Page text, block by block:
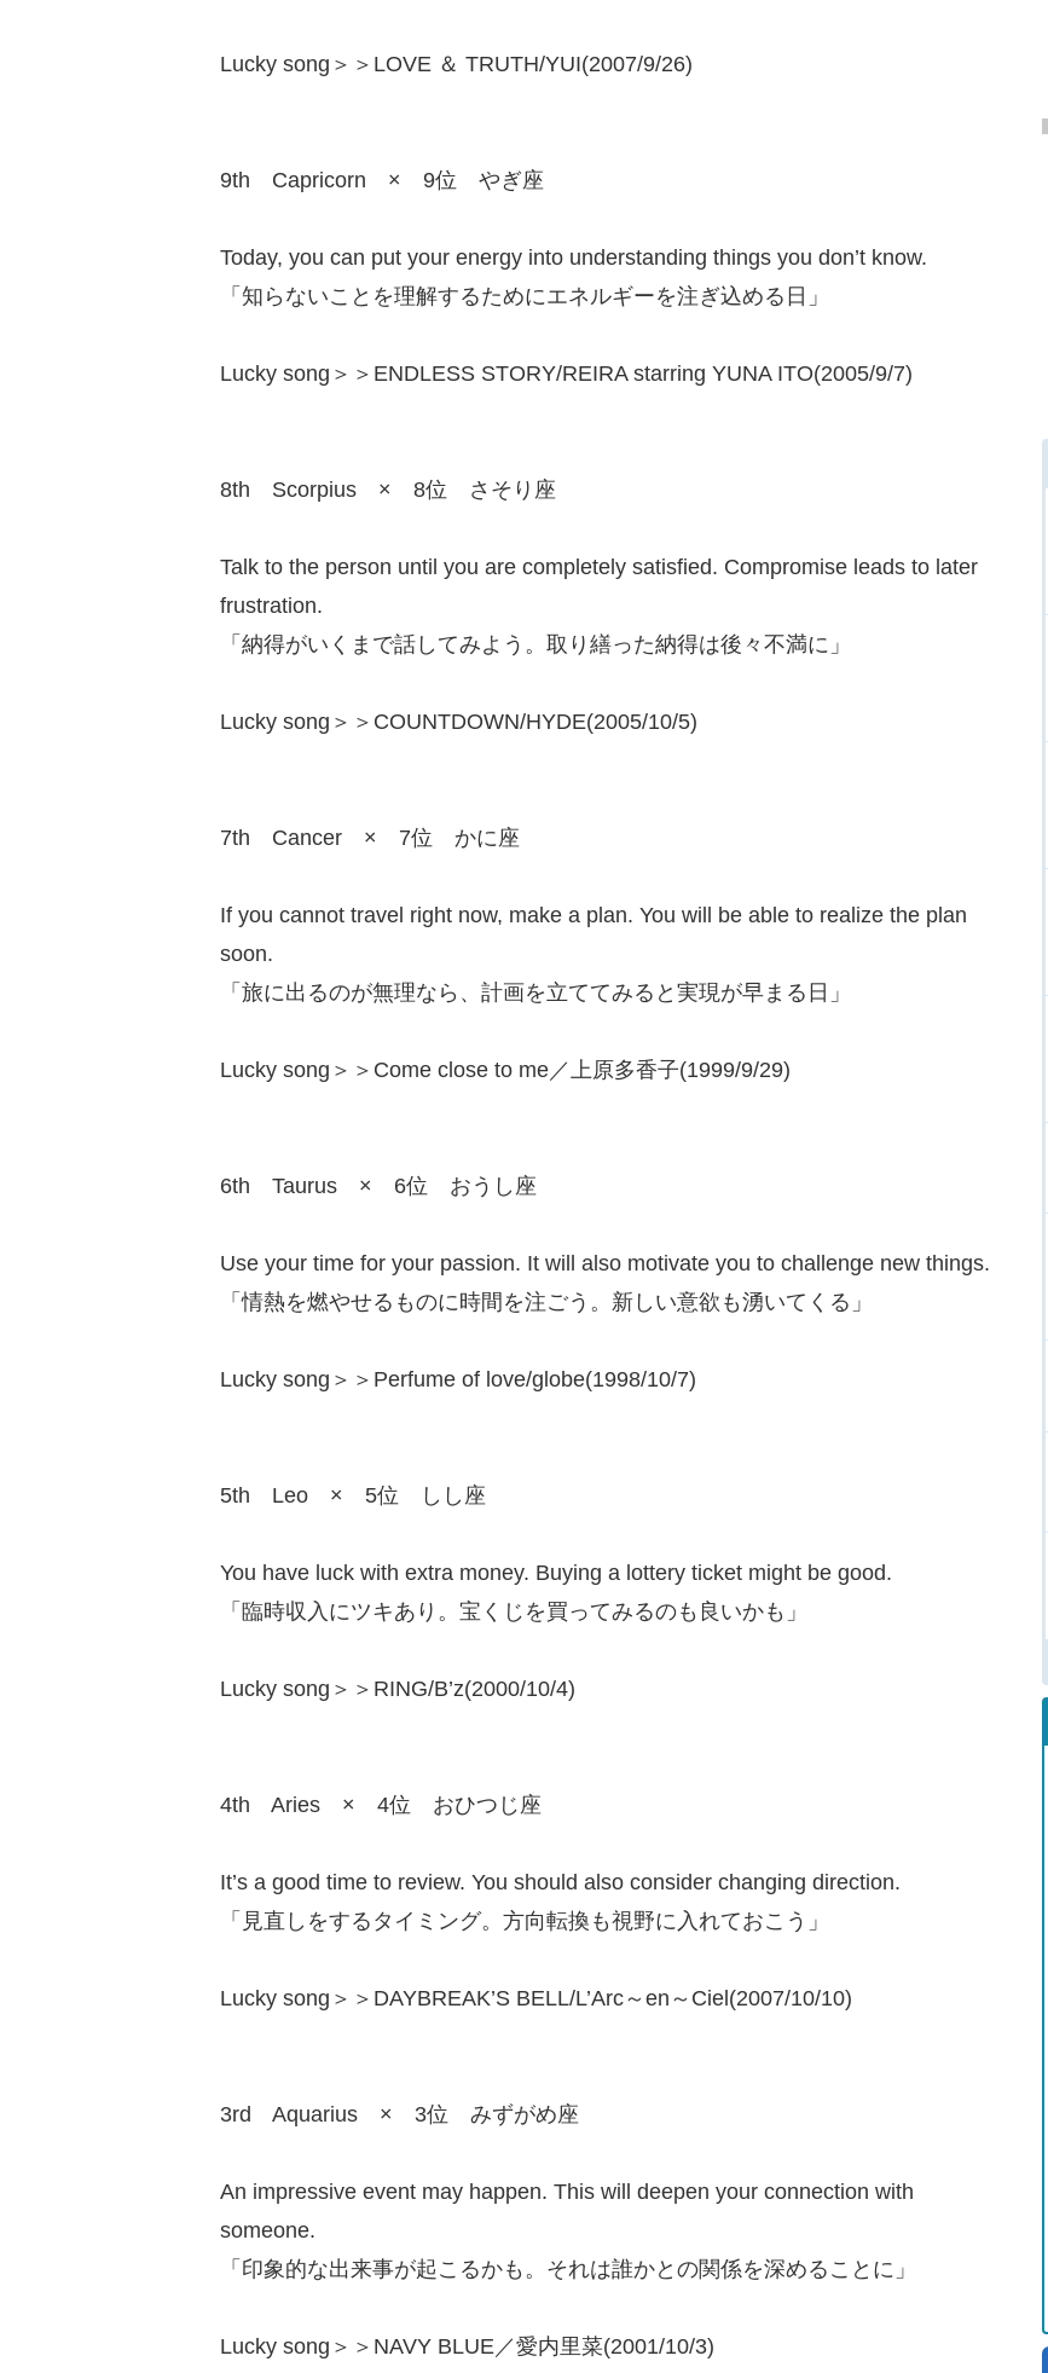
Lucky song＞＞LOVE ＆ TRUTH/YUI(2007/9/26)
9th Capricorn × 9位 やぎ座
Today, you can put your energy into understanding things you don’t know.
「知らないことを理解するためにエネルギーを注ぎ込める日」
Lucky song＞＞ENDLESS STORY/REIRA starring YUNA ITO(2005/9/7)
8th Scorpius × 8位 さそり座
Talk to the person until you are completely satisfied. Compromise leads to later
frustration.
「納得がいくまで話してみよう。取り繕った納得は後々不満に」
Lucky song＞＞COUNTDOWN/HYDE(2005/10/5)
7th Cancer × 7位 かに座
If you cannot travel right now, make a plan. You will be able to realize the plan
soon.
「旅に出るのが無理なら、計画を立ててみると実現が早まる日」
Lucky song＞＞Come close to me／上原多香子(1999/9/29)
6th Taurus × 6位 おうし座
Use your time for your passion. It will also motivate you to challenge new things.
「情熱を燃やせるものに時間を注ごう。新しい意欲も湧いてくる」
Lucky song＞＞Perfume of love/globe(1998/10/7)
5th Leo × 5位 しし座
You have luck with extra money. Buying a lottery ticket might be good.
「臨時収入にツキあり。宝くじを買ってみるのも良いかも」
Lucky song＞＞RING/B’z(2000/10/4)
4th Aries × 4位 おひつじ座
It’s a good time to review. You should also consider changing direction.
「見直しをするタイミング。方向転換も視野に入れておこう」
Lucky song＞＞DAYBREAK’S BELL/L’Arc～en～Ciel(2007/10/10)
3rd Aquarius × 3位 みずがめ座
An impressive event may happen. This will deepen your connection with
someone.
「印象的な出来事が起こるかも。それは誰かとの関係を深めることに」
Lucky song＞＞NAVY BLUE／愛内里菜(2001/10/3)